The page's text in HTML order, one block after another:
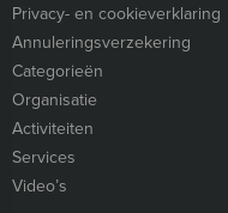
Privacy- en cookieverklaring
Annuleringsverzekering
Categorieën
Organisatie
Activiteiten
Services
Video’s